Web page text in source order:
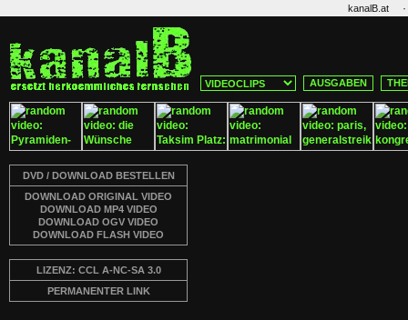
kanalB.at ·
AUSGABEN
DVD / DOWNLOAD BESTELLEN
DOWNLOAD ORIGINAL VIDEO
DOWNLOAD MP4 VIDEO
DOWNLOAD OGV VIDEO
DOWNLOAD FLASH VIDEO
LIZENZ: CCL A-NC-SA 3.0
PERMANENTER LINK